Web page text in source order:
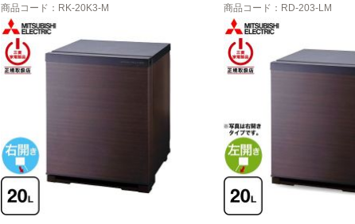
商品コード ：RK-20K3-M
商品コード ：RD-203-LM